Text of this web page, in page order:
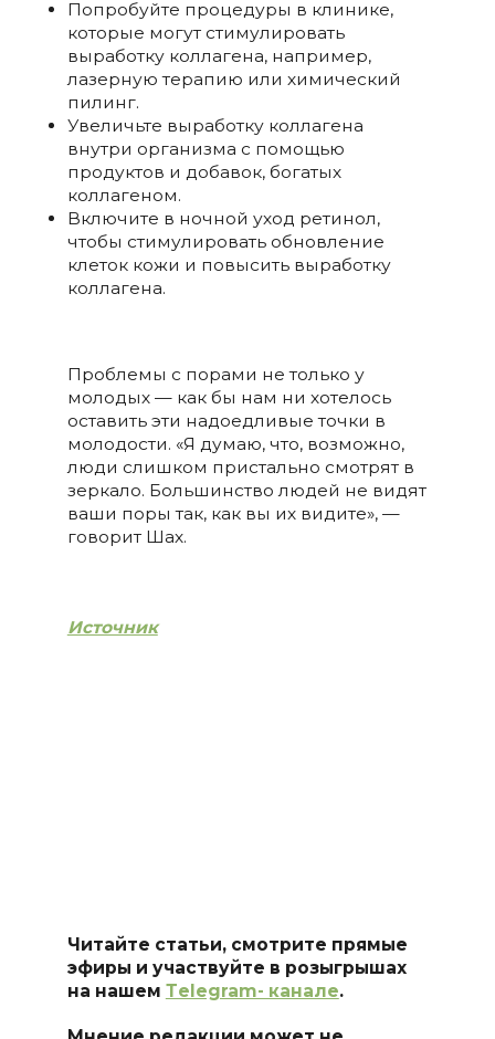
Попробуйте процедуры в клинике,
которые могут стимулировать
выработку коллагена, например,
лазерную терапию или химический
пилинг.
Увеличьте выработку коллагена
внутри организма с помощью
продуктов и добавок, богатых
коллагеном.
Включите в ночной уход ретинол,
чтобы стимулировать обновление
клеток кожи и повысить выработку
коллагена.
Проблемы с порами не только у
молодых — как бы нам ни хотелось
оставить эти надоедливые точки в
молодости. «Я думаю, что, возможно,
люди слишком пристально смотрят в
зеркало. Большинство людей не видят
ваши поры так, как вы их видите», —
говорит Шах.
Источник
Читайте статьи, смотрите прямые
эфиры и участвуйте в розыгрышах
на нашем Тelegram- канале.